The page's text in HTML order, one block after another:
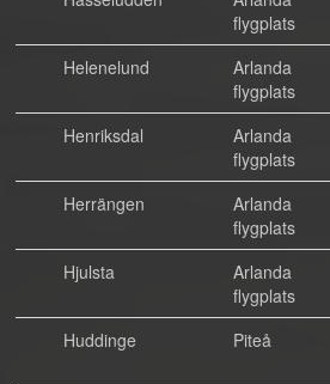
flygplats
Helenelund
Arlanda
flygplats
Henriksdal
Arlanda
flygplats
Herrängen
Arlanda
flygplats
Hjulsta
Arlanda
flygplats
Huddinge
Piteå